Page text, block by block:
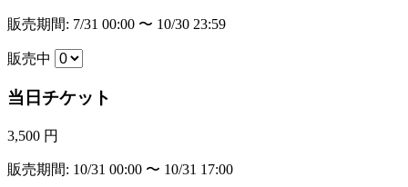
販売期間: 7/31 00:00 〜 10/30 23:59
販売中
当日チケット
3,500 円
販売期間: 10/31 00:00 〜 10/31 17:00